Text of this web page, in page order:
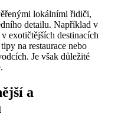
lokálními řidiči,
detailu. Například v
exotičtějších destinacích
na restaurace nebo
Je však důležité
a